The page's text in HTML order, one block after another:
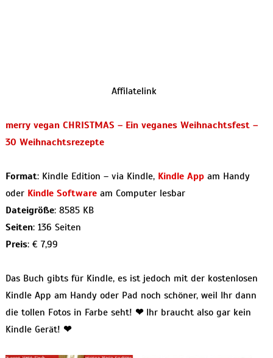
Affilatelink
merry vegan CHRISTMAS – Ein veganes Weihnachtsfest –
30 Weihnachtsrezepte
Format: Kindle Edition – via Kindle, Kindle Appam Handy
oder Kindle Softwaream Computer lesbar
Dateigröße: 8585 KB
Seiten: 136 Seiten
Preis: € 7,99
Das Buch gibts für Kindle, es ist jedoch mit der kostenlosen
Kindle App am Handy oder Pad noch schöner, weil Ihr dann
die tollen Fotos in Farbe seht! ❤ Ihr braucht also gar kein
Kindle Gerät! ❤